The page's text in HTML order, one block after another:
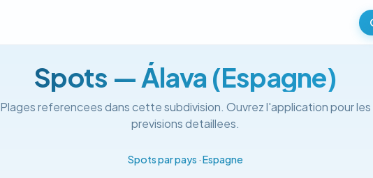
Spots — Álava (Espagne)
Plages referencees dans cette subdivision. Ouvrez l'application pour les
previsions detaillees.
Spots par pays ·Espagne